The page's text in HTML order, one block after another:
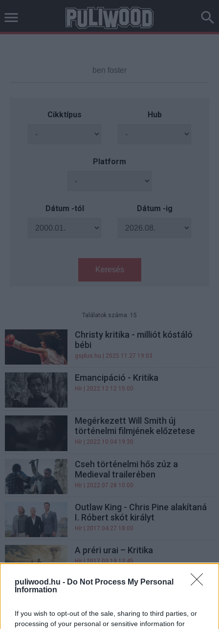
puliwood.hu - Do Not Process My Personal
Information
If you wish to opt-out of the sale, sharing to third parties, or
processing of your personal or sensitive information for
Cikktípus Hub
Platform
Dátum -tól Dátum -ig
Keresés
Találatok száma: 15
Christy kritika - milliót kóstáló
bébi
gsplus.hu | 2025.11.27 19:03
Emancipáció - Kritika
Hír | 2022.12.12 15:00
Megérkezett Will Smith új
történelmi filmjének előzetese
Hír | 2022.10.04 19:30
Cseh történelmi hős zúz a
Medieval trailerében
Hír | 2022.07.28 10:00
Outlaw King - Chris Pine alakítaná
I. Róbert skót királyt
Hír | 2017.04.27 18:00
A préri urai – Kritika
Hír| 2017.03.19 13:45
GO műsorán
Hír| 2017.03.17 20:30